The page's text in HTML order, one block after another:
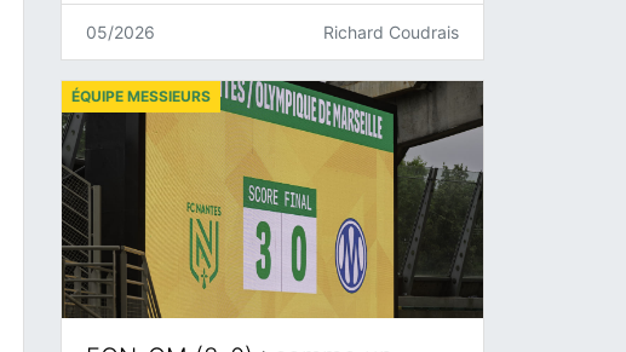
05/2026 Richard Coudrais
ÉQUIPE MESSIEURS